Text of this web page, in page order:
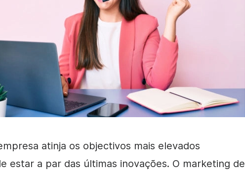
atinja os objectivos mais elevados
estar a par das últimas inovações. O marketing de